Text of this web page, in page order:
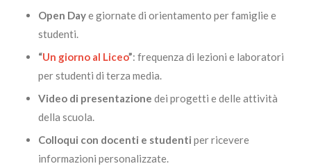
Open Daye giornate di orientamento per famiglie e
studenti.
“Un giorno al Liceo”: frequenza di lezioni e laboratori
per studenti di terza media.
Video di presentazione dei progetti e delle attività
della scuola.
Colloqui con docenti e studenti per ricevere
informazioni personalizzate.